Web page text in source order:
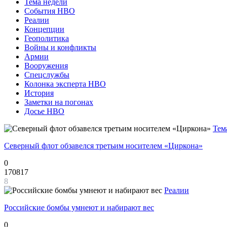
Тема недели
События НВО
Реалии
Концепции
Геополитика
Войны и конфликты
Армии
Вооружения
Спецслужбы
Колонка эксперта НВО
История
Заметки на погонах
Досье НВО
Северный флот обзавелся третьим носителем «Циркона»
0
170817
8
Реалии
Российские бомбы умнеют и набирают вес
0